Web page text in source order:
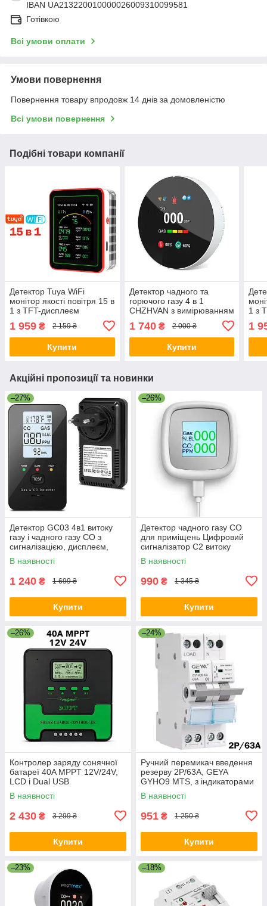
IBAN UA213220010000026009310099581
Готівкою
Всі умови оплати
Умови повернення
Повернення товару впродовж 14 днів за домовленістю
Всі умови повернення
Подібні товари компанії
Детектор Tuya WiFi
монітор якості повітря 15 в
1 з TFT-дисплеєм
Аналізатор з керуванням
через додаток Білий
1 959 ₴ 2 159 ₴
Купити
Детектор чадного та
горючого газу 4 в 1
CHZHVAN з вимірюванням
температури й вологості
Комбінований для безпеки
будинку
1 740₴ 2 000 ₴
Купити
1 з
1
Акційні пропозиції та новинки
–27%
Детектор GC03 4в1 витоку
газу і чадного газу CO з
сигналізацією, дисплеєм,
вимірюванням температури
й вологості Чорний
В наявності
1 240 ₴ 1 699 ₴
Купити
–26%
Детектор чадного газу СО
для приміщень Цифровий
сигналізатор C2 витоку
горючих газів
В наявності
990 ₴ 1 345 ₴
Купити
–26%
Контролер заряду сонячної
батареї 40A MPPT 12V/24V,
LCD і Dual USB
Автоматичний з дисплеєм
В наявності
2 430 ₴ 3 299 ₴
Купити
–24%
Ручний перемикач введення
резерву 2Р/63A, GEYA
GYHO9 MTS, з індикаторами
В наявності
951 ₴ 1 250 ₴
Купити
–23% –18%